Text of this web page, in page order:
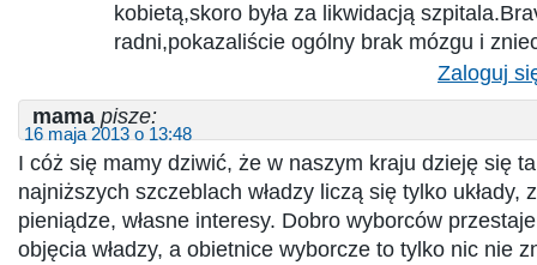
kobietą,skoro była za likwidacją
radni,pokazaliście ogólny brak mózgu i
Zaloguj
mama pisze:
16 maja 2013 o 13:48
I cóż się mamy dziwić, że w naszym kraju dzieję się
najniższych szczeblach władzy liczą się tylko układy,
pieniądze, własne interesy. Dobro wyborców
objęcia władzy, a obietnice wyborcze to tylko nic nie